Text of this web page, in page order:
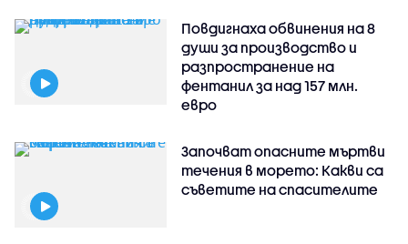
Повдигнаха обвинения на 8
души за производство и
разпространение на
фентанил за над 157 млн.
евро
Започват опасните мъртви
течения в морето: Какви са
съветите на спасителите